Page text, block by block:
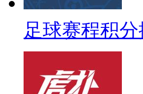
足球赛程积